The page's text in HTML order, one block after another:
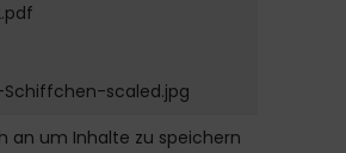
scaled.jpg
an um Inhalte zu speichern